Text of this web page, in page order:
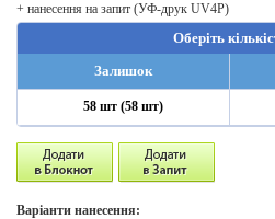
+ нанесення на запит (УФ-друк UV4P)
Оберіть
Залишок
58 шт (58 шт)
Варіанти нанесення: